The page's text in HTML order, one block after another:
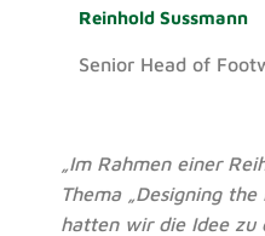
Reinhold Sussmann
Senior Head of
„Im Rahmen einer
Thema „Designing
hatten wir die Idee zu